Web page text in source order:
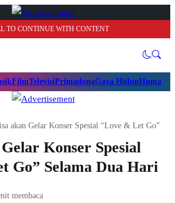
TO CONTINUE WITH CONTENT
FilmTelevisiPrimadonaGaya Hidup
akan Gelar Konser Spesial “Love & Let Go”
Konser Spesial
Go” Selama Dua Hari
membaca